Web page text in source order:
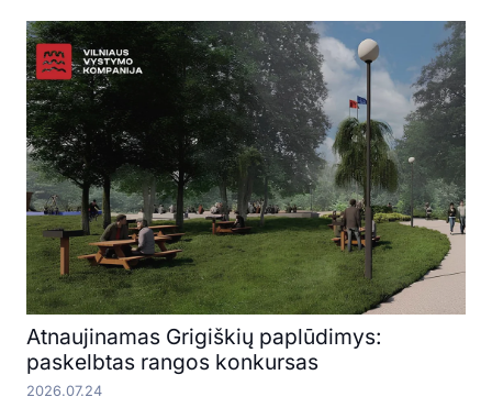
Atnaujinamas Grigiškių paplūdimys:
paskelbtas rangos konkursas
2026.07.24